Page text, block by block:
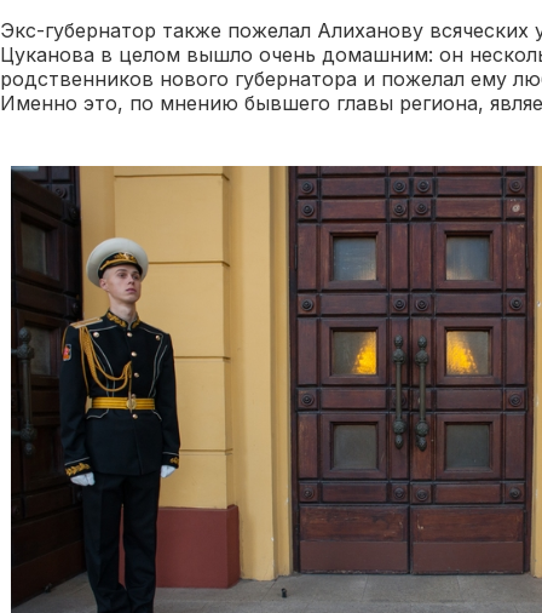
Экс-губернатор также пожелал Алиханову всяческих
Цуканова в целом вышло очень домашним: он
родственников нового губернатора и пожелал ему
Именно это, по мнению бывшего главы региона,